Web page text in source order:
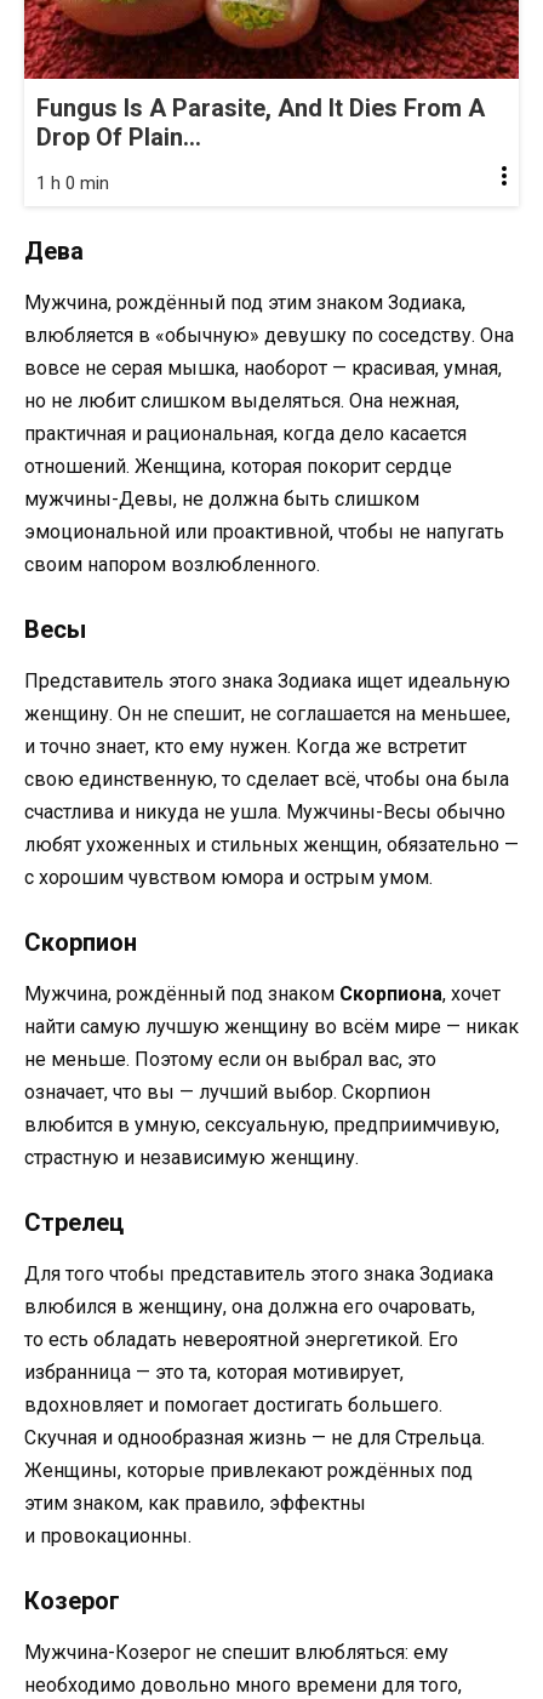
Fungus Is A Parasite, And It Dies From A
Drop Of Plain...
1 h 0 min
Дева
Мужчина, рождённый под этим знаком Зодиака,
влюбляется в «обычную» девушку по соседству. Она
вовсе не серая мышка, наоборот — красивая, умная,
но не любит слишком выделяться. Она нежная,
практичная и рациональная, когда дело касается
отношений. Женщина, которая покорит сердце
мужчины-Девы, не должна быть слишком
эмоциональной или проактивной, чтобы не напугать
своим напором возлюбленного.
Весы
Представитель этого знака Зодиака ищет идеальную
женщину. Он не спешит, не соглашается на меньшее,
и точно знает, кто ему нужен. Когда же встретит
свою единственную, то сделает всё, чтобы она была
счастлива и никуда не ушла. Мужчины-Весы обычно
любят ухоженных и стильных женщин, обязательно —
с хорошим чувством юмора и острым умом.
Скорпион
Мужчина, рождённый под знаком Скорпиона, хочет
найти самую лучшую женщину во всём мире — никак
не меньше. Поэтому если он выбрал вас, это
означает, что вы — лучший выбор. Скорпион
влюбится в умную, сексуальную, предприимчивую,
страстную и независимую женщину.
Стрелец
Для того чтобы представитель этого знака Зодиака
влюбился в женщину, она должна его очаровать,
то есть обладать невероятной энергетикой. Его
избранница — это та, которая мотивирует,
вдохновляет и помогает достигать большего.
Скучная и однообразная жизнь — не для Стрельца.
Женщины, которые привлекают рождённых под
этим знаком, как правило, эффектны
и провокационны.
Козерог
Мужчина-Козерог не спешит влюбляться: ему
необходимо довольно много времени для того,